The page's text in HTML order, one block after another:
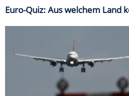
Euro-Quiz: Aus welchem Land